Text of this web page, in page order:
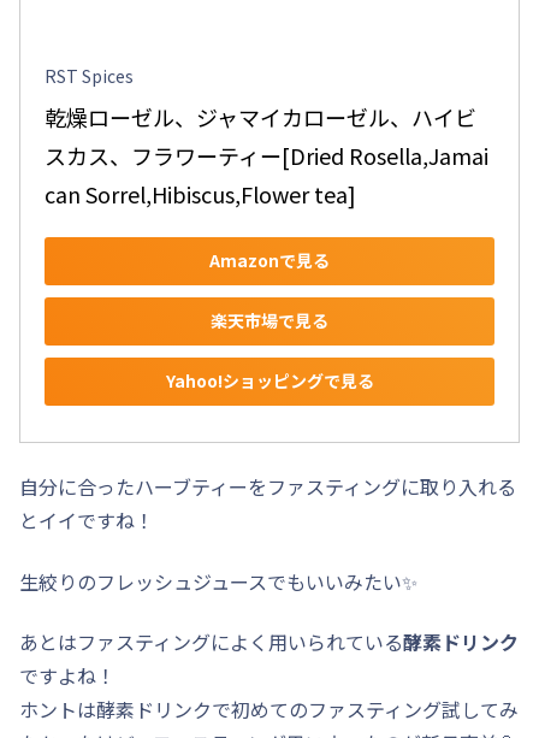
RST Spices
乾燥ローゼル、ジャマイカローゼル、ハイビ
スカス、フラワーティー[Dried Rosella,Jamai
can Sorrel,Hibiscus,Flower tea]
Amazonで見る
楽天市場で見る
Yahoo!ショッピングで見る
自分に合ったハーブティーをファスティングに取り入れる
とイイですね！
生絞りのフレッシュジュースでもいいみたい✨
あとはファスティングによく用いられている酵素ドリンク
ですよね！
ホントは酵素ドリンクで初めてのファスティング試してみ